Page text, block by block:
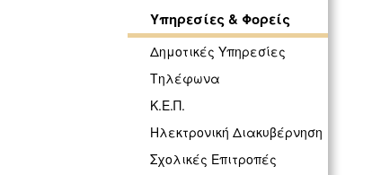
Υπηρεσίες & Φορείς
Δημοτικές Υπηρεσίες
Τηλέφωνα
Κ.Ε.Π.
Ηλεκτρονική Διακυβέρνηση
Σχολικές Επιτροπές